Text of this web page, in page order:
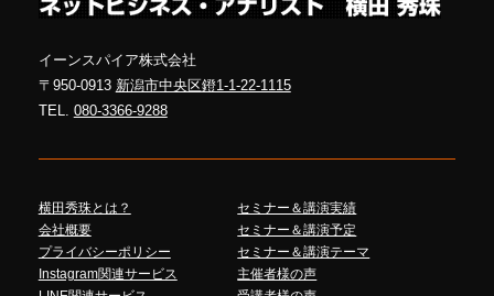
イーンスパイア株式会社
〒950-0913 新潟市中央区鐙1-1-22-1115
TEL. 080-3366-9288
横田秀珠とは？
会社概要
プライバシーポリシー
Instagram関連サービス
セミナー＆講演実績
セミナー＆講演予定
セミナー＆講演テーマ
主催者様の声